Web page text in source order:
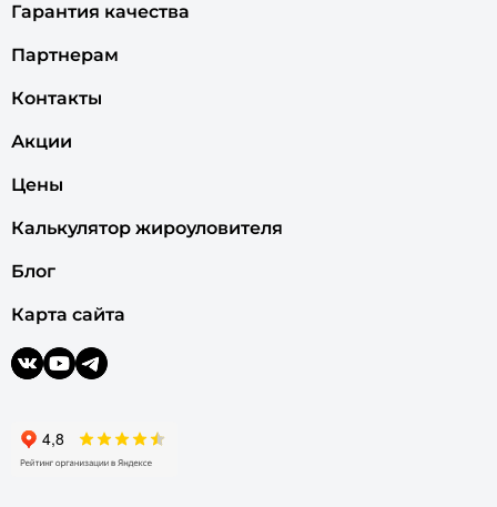
Гарантия качества
Партнерам
Контакты
Акции
Цены
Калькулятор жироуловителя
Блог
Карта сайта